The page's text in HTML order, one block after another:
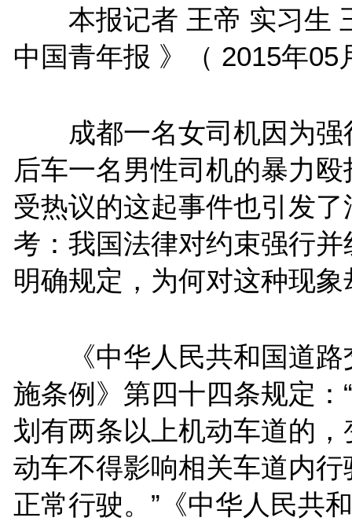
本报记者 王帝 实习生
中国青年报 》（ 2015年05
成都一名女司机因为强
后车一名男性司机的暴力
受热议的这起事件也引发
考：我国法律对约束强行
明确规定，为何对这种现
《中华人民共和国道路
施条例》第四十四条规定：
划有两条以上机动车道的
动车不得影响相关车道内
正常行驶。”《中华人民共